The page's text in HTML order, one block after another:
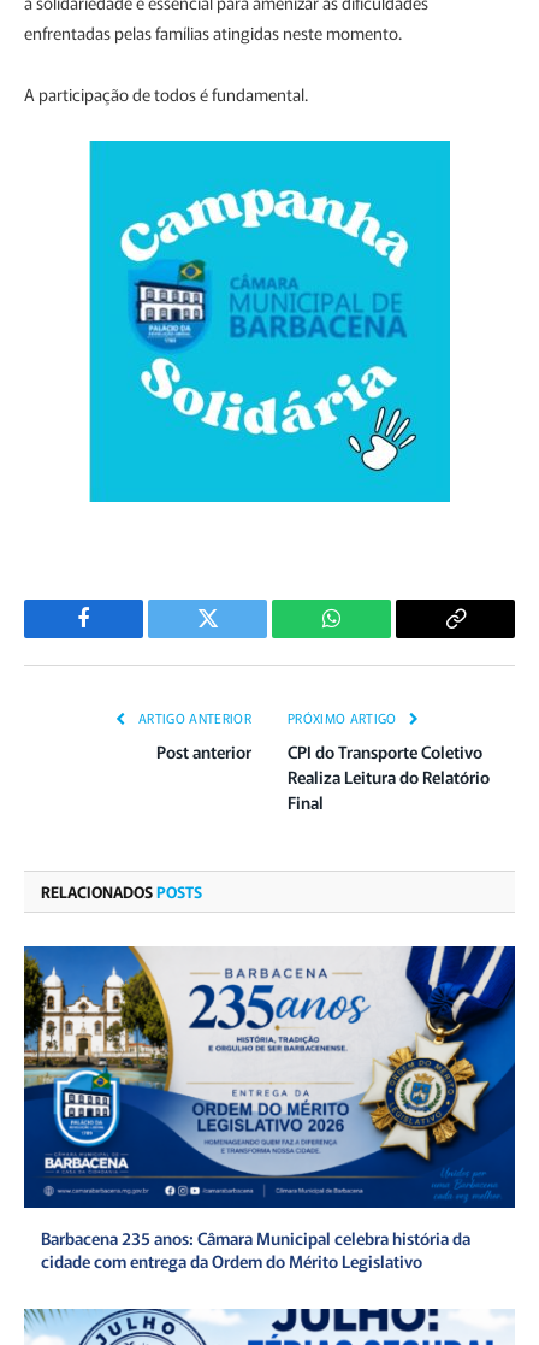
enfrentadas pelas famílias atingidas neste momento.
A participação de todos é fundamental.
Facebook Twitter WhatsApp
Copiar
ARTIGO ANTERIOR
Post anterior
PRÓXIMO ARTIGO
CPI do Transporte Coletivo
Realiza Leitura do Relatório
Final
RELACIONADOSPOSTS
Barbacena 235 anos: Câmara Municipal celebra história da
cidade com entrega da Ordem do Mérito Legislativo